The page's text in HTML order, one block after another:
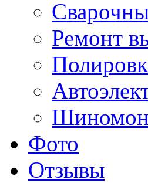
Ремонт
Фото
Отзывы